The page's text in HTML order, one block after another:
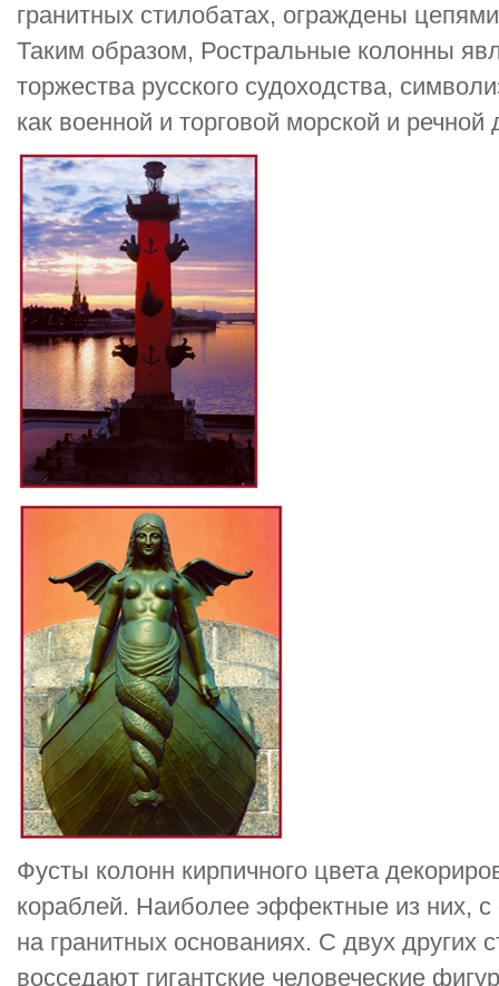
гранитных стилобатах, ограждены
Таким образом, Ростральные колонны
торжества русского судоходства,
как военной и торговой морской и
Фусты колонн кирпичного цвета
кораблей. Наиболее эффектные из них,
на гранитных основаниях. С двух других
восседают гигантские человеческие